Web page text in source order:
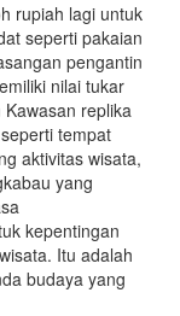
rupiah lagi untuk
seperti pakaian
pengantin
nilai tukar
replika
tempat
aktivitas wisata,
yang
kepentingan
Itu adalah
budaya yang